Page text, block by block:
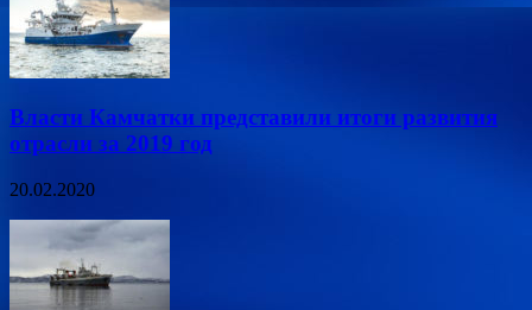
Власти Камчатки представили итоги развития
отрасли за 2019 год
20.02.2020